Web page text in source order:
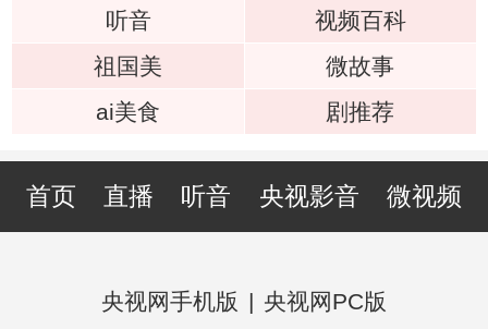
听音
视频百科
祖国美
微故事
ai美食
剧推荐
首页 直播 听音 央视影音 微视频
央视网手机版 | 央视网PC版